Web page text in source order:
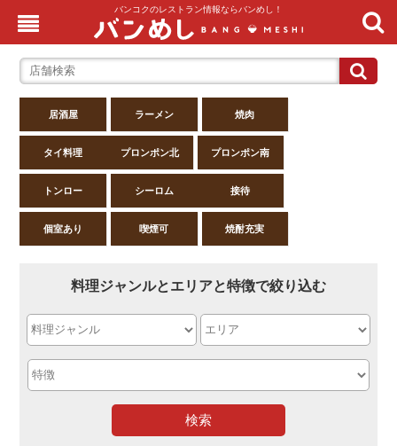
バンコクのレストラン情報ならバンめし！
居酒屋 ラーメン 焼肉
タイ料理 プロンポン北 プロンポン南
トンロー シーロム 接待
個室あり 喫煙可 焼酎充実
料理ジャンルとエリアと特徴で絞り込む
検索